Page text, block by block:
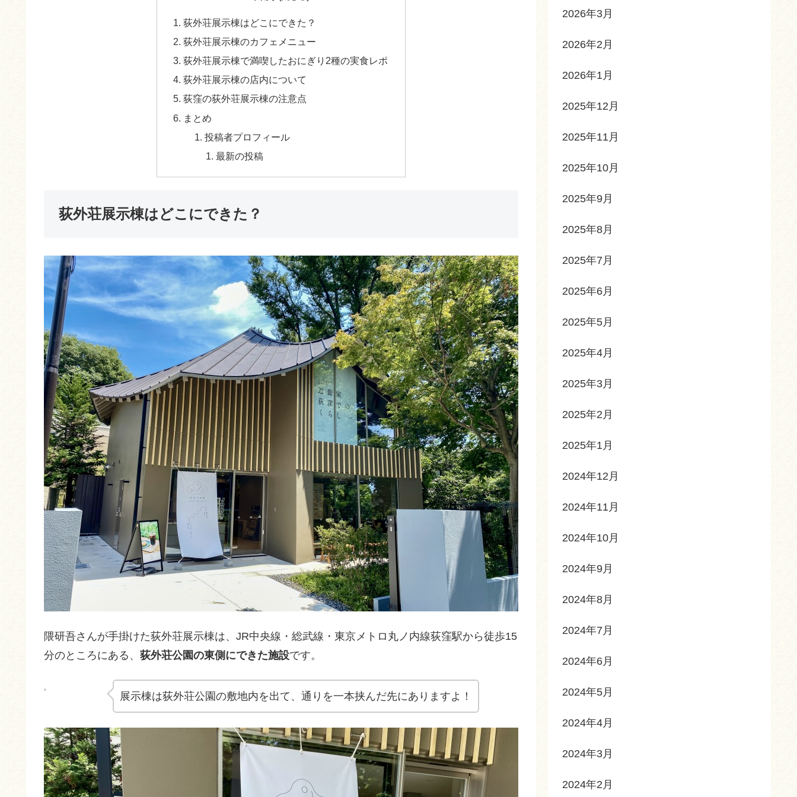
荻外荘展示棟はどこにできた？
荻外荘展示棟のカフェメニュー
荻外荘展示棟で満喫したおにぎり2種の実食レポ
荻外荘展示棟の店内について
荻窪の荻外荘展示棟の注意点
まとめ
投稿者プロフィール
最新の投稿
荻外荘展示棟はどこにできた？
隈研吾さんが手掛けた荻外荘展示棟は、JR中央線・総武線・東京メトロ丸ノ内線荻窪駅から徒歩15
分のところにある、 荻外荘公園の東側にできた施設です。
展示棟は荻外荘公園の敷地内を出て、通りを一本挟んだ先にありますよ！
2026年3月
2026年2月
2026年1月
2025年12月
2025年11月
2025年10月
2025年9月
2025年8月
2025年7月
2025年6月
2025年5月
2025年4月
2025年3月
2025年2月
2025年1月
2024年12月
2024年11月
2024年10月
2024年9月
2024年8月
2024年7月
2024年6月
2024年5月
2024年4月
2024年3月
2024年2月